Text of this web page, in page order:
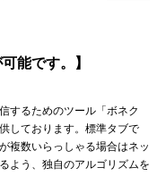
能です。】
するためのツール「ボネク
しております。標準タブで
複数いらっしゃる場合はネッ
よう、独自のアルゴリズムを